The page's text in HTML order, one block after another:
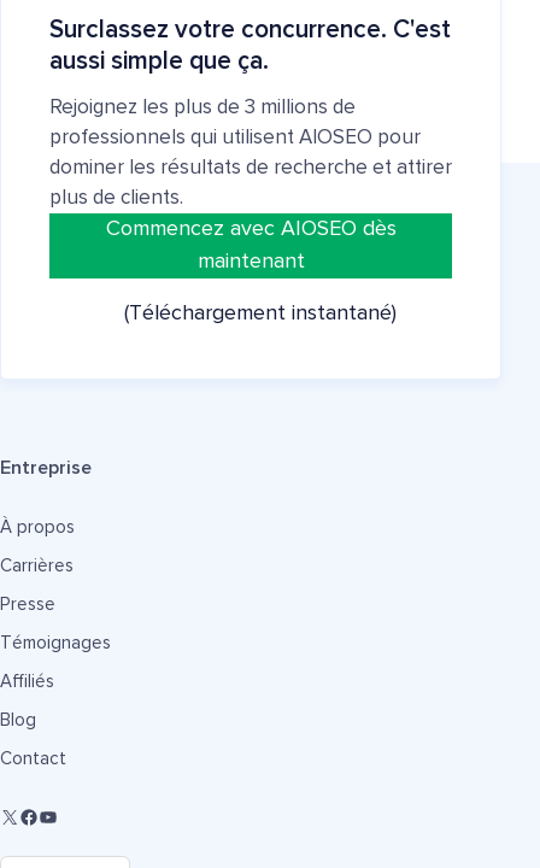
Surclassez votre concurrence. C'est
aussi simple que ça.
Rejoignez les plus de 3 millions de
professionnels qui utilisent AIOSEO pour
dominer les résultats de recherche et attirer
plus de clients.
Commencez avec AIOSEO dès
maintenant
(Téléchargement instantané)
Entreprise
À propos
Carrières
Presse
Témoignages
Affiliés
Blog
Contact